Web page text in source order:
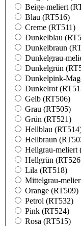
Beige-meliert
Blau (RT516)
Creme (RT511)
Dunkelblau
Dunkelbraun
Dunkelgrau-
Dunkelgrün
Dunkelpink-
Dunkelrot
Gelb (RT506)
Grau (RT505)
Grün (RT521)
Hellblau
Hellbraun
Hellgrau-meliert
Hellgrün
Lila (RT518)
Mittelgrau-
Orange (RT509)
Petrol (RT532)
Pink (RT524)
Rosa (RT515)